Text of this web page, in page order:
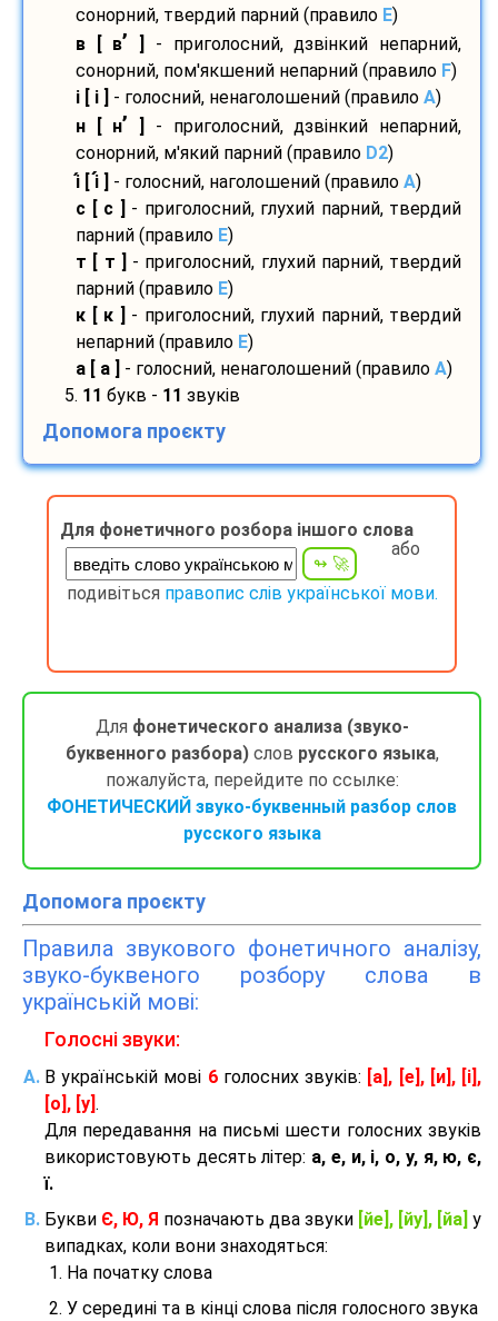
сонорний, твердий парний (правило E)
в [ в’
- приголосний, дзвінкий непарний,
сонорний, пом'якшений непарний (правило F)
і [ і ]
- голосний, ненаголошений (правило A)
н [ н’
- приголосний, дзвінкий непарний,
сонорний, м'який парний (правило D2)
і [ і - голосний, наголошений (правило A)
с [ с ]
- приголосний, глухий парний, твердий
парний (правило E)
т [ т ]
- приголосний, глухий парний, твердий
парний (правило E)
к [ к ]
- приголосний, глухий парний, твердий
непарний (правило E)
а [ а ]
- голосний, ненаголошений (правило A)
5. 11 букв - 11 звуків
Допомога проєкту
Для фонетичного розбора іншого слова
або
подивіться правопис слів української мови.
Для фонетического анализа (звуко-
буквенного разбора)слов русского языка,
пожалуйста, перейдите по ссылке:
ФОНЕТИЧЕСКИЙ звуко-буквенный разбор слов
русского языка
Допомога проєкту
Правила звукового фонетичного аналізу,
звуко-буквеного розбору слова в
українській мові:
Голосні звуки:
В українській мові 6голосних звуків:
[а], [е], [и], [і],
[о], [у] .
Для передавання на письмі шести голосних звуків
використовують десять літер: а, е, и, і, о, у, я, ю, є,
ї.
Букви Є, Ю, Я позначають два звуки [йе], [йу], [йа] у
випадках, коли вони знаходяться:
На початку слова
У середині та в кінці слова після голосного звука